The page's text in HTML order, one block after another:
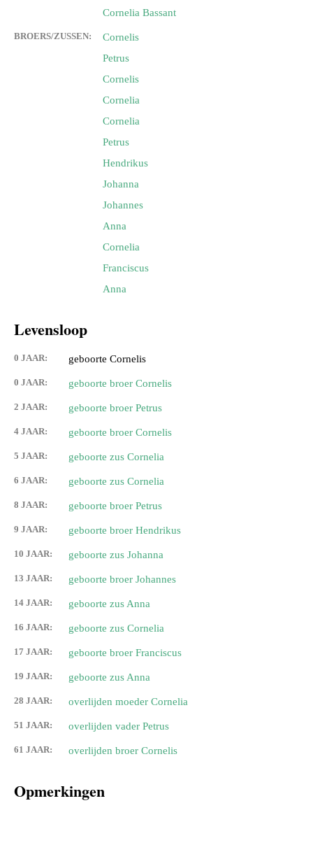
Cornelia Bassant
BROERS/ZUSSEN:
Cornelis
Petrus
Cornelis
Cornelia
Cornelia
Petrus
Hendrikus
Johanna
Johannes
Anna
Cornelia
Franciscus
Anna
Levensloop
0 JAAR: geboorte Cornelis
0 JAAR: geboorte broer Cornelis
2 JAAR: geboorte broer Petrus
4 JAAR: geboorte broer Cornelis
5 JAAR: geboorte zus Cornelia
6 JAAR: geboorte zus Cornelia
8 JAAR: geboorte broer Petrus
9 JAAR: geboorte broer Hendrikus
10 JAAR: geboorte zus Johanna
13 JAAR: geboorte broer Johannes
14 JAAR: geboorte zus Anna
16 JAAR: geboorte zus Cornelia
17 JAAR: geboorte broer Franciscus
19 JAAR: geboorte zus Anna
28 JAAR: overlijden moeder Cornelia
51 JAAR: overlijden vader Petrus
61 JAAR: overlijden broer Cornelis
Opmerkingen